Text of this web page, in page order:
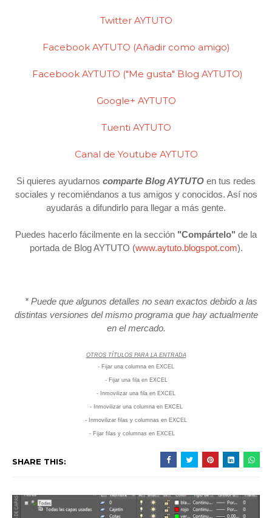
Twitter AYTUTO
Facebook AYTUTO (Añadir como amigo)
Facebook AYTUTO ("Me gusta" Blog AYTUTO)
Google+ AYTUTO
Tuenti AYTUTO
Canal de Youtube AYTUTO
Si quieres ayudarnos comparte Blog AYTUTO en tus redes
sociales y recomiéndanos a tus amigos y conocidos. Así nos
ayudarás a difundirlo para llegar a más gente.
Puedes hacerlo fácilmente en la sección "Compártelo" de la
portada de Blog AYTUTO (www.aytuto.blogspot.com).
* Puede que algunos detalles no sean exactos debido a las
distintas versiones del mismo programa que hay actualmente
en el mercado.
OTROS TÍTULOS PARA LA ENTRADA
- Fijar una columna en EXCEL
- Fijar una fila en EXCEL
- Inmovilizar una fi la en EXCEL
- Inmovilizar una columna en EXCEL
- I nmovilizar filas y columnas en EXCEL
- Fijar filas y columnas en EXCEL
SHARE THIS: